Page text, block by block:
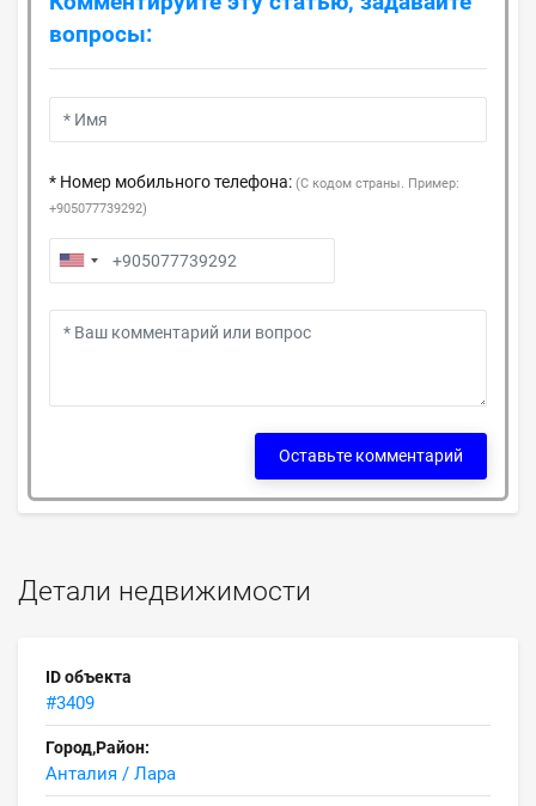
Детали недвижимости
ID объекта
#3409
Город,Район:
Анталия / Лара
вопросы:
* Номер мобильного телефона: (С кодом страны. Пример:
+905077739292)
Оставьте комментарий